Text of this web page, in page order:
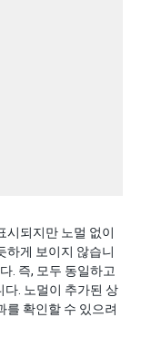
시되지만 노멀 없이
하게 보이지 않습니
. 즉, 모두 동일하고
. 노멀이 추가된 상
를 확인할 수 있으려